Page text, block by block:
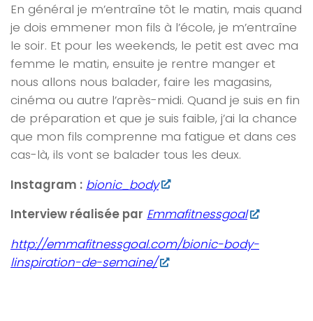
En général je m’entraîne tôt le matin, mais quand
je dois emmener mon fils à l’école, je m’entraîne
le soir. Et pour les weekends, le petit est avec ma
femme le matin, ensuite je rentre manger et
nous allons nous balader, faire les magasins,
cinéma ou autre l’après-midi. Quand je suis en fin
de préparation et que je suis faible, j’ai la chance
que mon fils comprenne ma fatigue et dans ces
cas-là, ils vont se balader tous les deux.
Instagram : bionic_body
Interview réalisée par Emmafitnessgoal
http://emmafitnessgoal.com/bionic-body-
linspiration-de-semaine/